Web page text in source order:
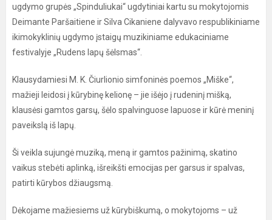
ugdymo grupės „Spinduliukai“ ugdytiniai kartu su mokytojomis
Deimante Paršaitiene ir Silva Cikaniene dalyvavo respublikiniame
ikimokyklinių ugdymo įstaigų muzikiniame edukaciniame
festivalyje „Rudens lapų šėlsmas“.
Klausydamiesi M. K. Čiurlionio simfoninės poemos „Miške“,
mažieji leidosi į kūrybinę kelionę – jie išėjo į rudeninį mišką,
klausėsi gamtos garsų, šėlo spalvinguose lapuose ir kūrė meninį
paveikslą iš lapų.
Ši veikla sujungė muziką, meną ir gamtos pažinimą, skatino
vaikus stebėti aplinką, išreikšti emocijas per garsus ir spalvas,
patirti kūrybos džiaugsmą.
Dėkojame mažiesiems už kūrybiškumą, o mokytojoms – už